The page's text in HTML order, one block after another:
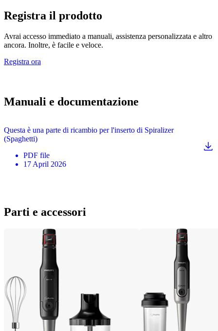
Registra il prodotto
Avrai accesso immediato a manuali, assistenza personalizzata e altro
ancora. Inoltre, è facile e veloce.
Registra ora
Manuali e documentazione
Questa è una parte di ricambio per l'inserto di Spiralizer
(Spaghetti)
PDF file
17 April 2026
Parti e accessori